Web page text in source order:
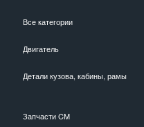
Все категории
Двигатель
Детали кузова, кабины, рамы
Запчасти CM